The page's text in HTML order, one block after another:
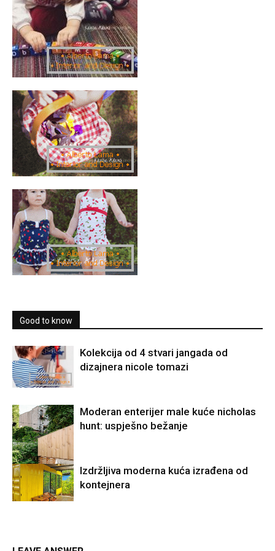
Good to know
Kolekcija od 4 stvari jangada od
dizajnera nicole tomazi
Moderan enterijer male kuće nicholas
hunt: uspješno bežanje
Izdržljiva moderna kuća izrađena od
kontejnera